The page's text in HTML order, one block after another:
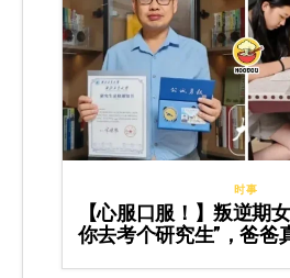
时事
【心服口服！】叛逆期
你去考个研究生”，爸爸